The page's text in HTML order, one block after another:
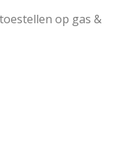
op gas &